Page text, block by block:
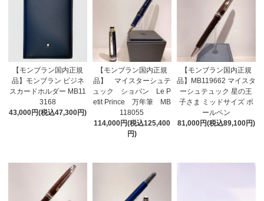
【モンブラン国内正規
品】モンブラン ビジネ
スカードホルダー MB11
3168
43,000円(税込47,300円)
【モンブラン国内正規
品】 マイスターシュテ
ュック ショパン Le P
etit Prince 万年筆 MB
118055
114,000円(税込125,400
円)
【モンブラン国内正規
品】MB119662 マイスタ
ーシュテュック 星の王
子さま ミッドサイズ ボ
ールペン
81,000円(税込89,100円)